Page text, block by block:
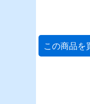
この商品を